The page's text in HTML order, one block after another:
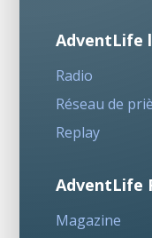
AdventLife
Radio
Réseau de
Replay
AdventLife
Magazine